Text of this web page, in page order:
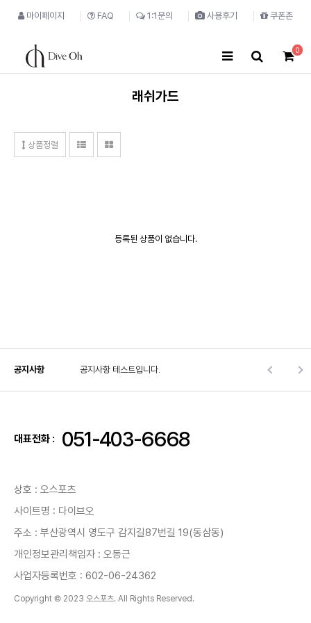
마이페이지 FAQ 1:1문의 사용후기 쿠폰존
0
래쉬가드
상품정렬
등록된 상품이 없습니다.
공지사항 공지사항 테스트입니다.
대표전화 : 051-403-6668
상호 : 오스포츠
사이트명 : 다이브오
주소 : 부산광역시 영도구 감지길87번길 19(동삼동)
개인정보관리책임자 : 오동근
사업자등록번호 : 602-06-24362
Copyright © 2023 오스포츠. All Rights Reserved.